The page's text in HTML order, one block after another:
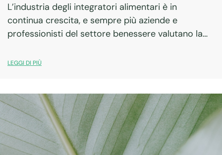
L’industria degli integratori alimentari è in
continua crescita, e sempre più aziende e
professionisti del settore benessere valutano la
Una delle prime decisioni da prendere è se optare
LEGGI DI PIÙ